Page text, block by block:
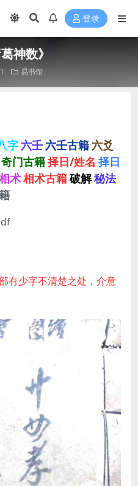
登录
神数》
易书馆
字 六壬 六壬古籍 六爻
奇门古籍择日/姓名 择日
术相术古籍破解秘法
有少字不清楚之处，介意